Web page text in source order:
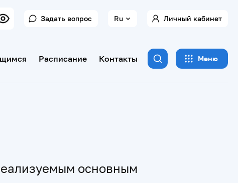
Задать вопрос Ru Личный кабинет
Расписание Контакты Меню
основным